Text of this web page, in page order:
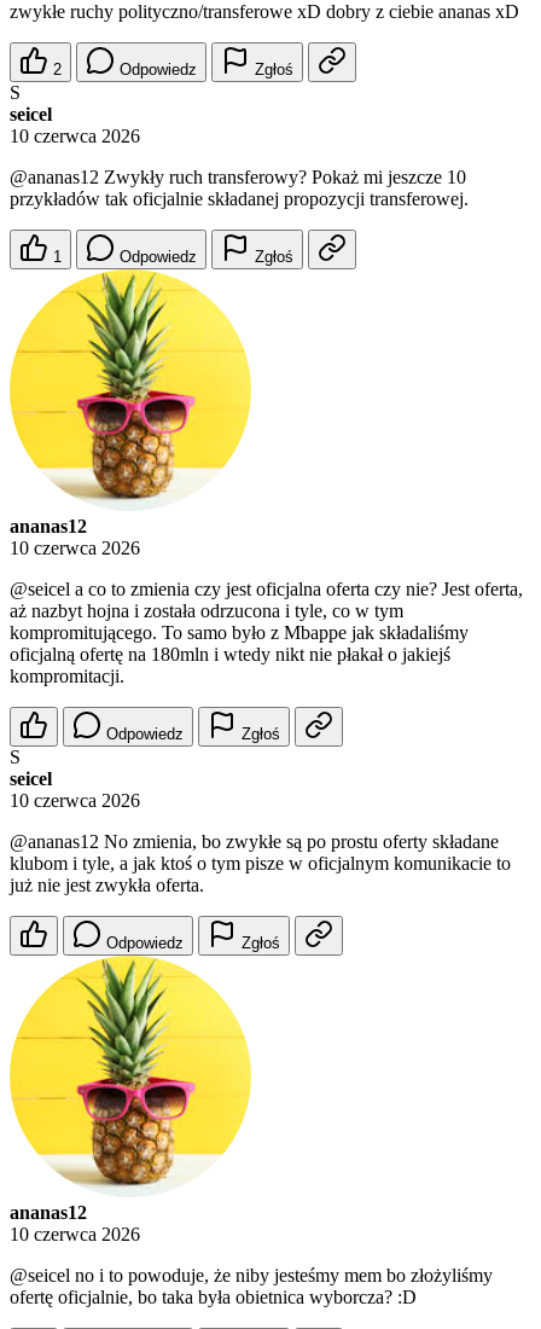
zwykłe ruchy polityczno/transferowe xD dobry z ciebie ananas xD
2 Odpowiedz Zgłoś
S
seicel
10 czerwca 2026
@ananas12 Zwykły ruch transferowy? Pokaż mi jeszcze 10
przykładów tak oficjalnie składanej propozycji transferowej.
1 Odpowiedz Zgłoś
ananas12
10 czerwca 2026
@seicel a co to zmienia czy jest oficjalna oferta czy nie? Jest oferta,
aż nazbyt hojna i została odrzucona i tyle, co w tym
kompromitującego. To samo było z Mbappe jak składaliśmy
oficjalną ofertę na 180mln i wtedy nikt nie płakał o jakiejś
kompromitacji.
Odpowiedz Zgłoś
S
seicel
10 czerwca 2026
@ananas12 No zmienia, bo zwykłe są po prostu oferty składane
klubom i tyle, a jak ktoś o tym pisze w oficjalnym komunikacie to
już nie jest zwykła oferta.
Odpowiedz Zgłoś
ananas12
10 czerwca 2026
@seicel no i to powoduje, że niby jesteśmy mem bo złożyliśmy
ofertę oficjalnie, bo taka była obietnica wyborcza? :D